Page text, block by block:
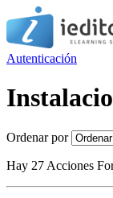
Autenticación
Ordenar por
Hay 27 Acciones